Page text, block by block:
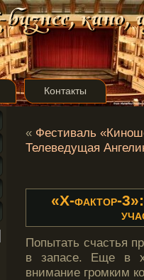
Контакты
« Фестиваль
Телеведущая
«Х-фактор-
Попытать счастья
в запасе. Еще в
внимание грοмким